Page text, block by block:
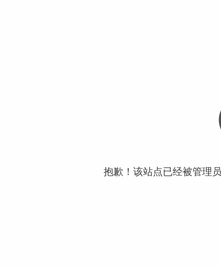
抱歉！该站点已经被管理